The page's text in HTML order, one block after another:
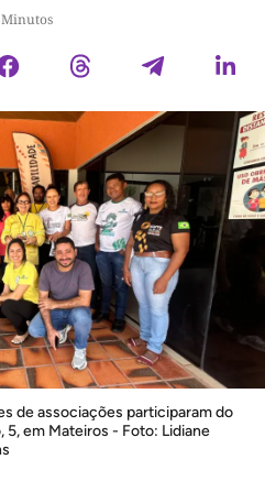
Minutos
de associações participaram do
5, em Mateiros - Foto: Lidiane